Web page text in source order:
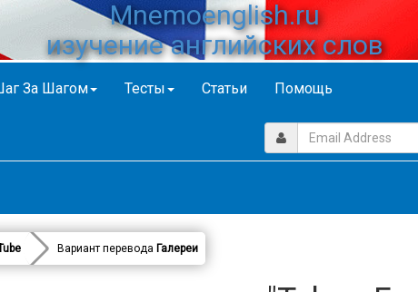
Mnemoenglish.ru
изучение английских слов
За Шагом Тесты Статьи Помощь
Вариант перевода Галереи